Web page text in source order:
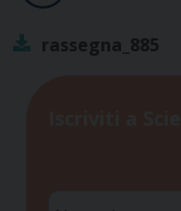
rassegna_885